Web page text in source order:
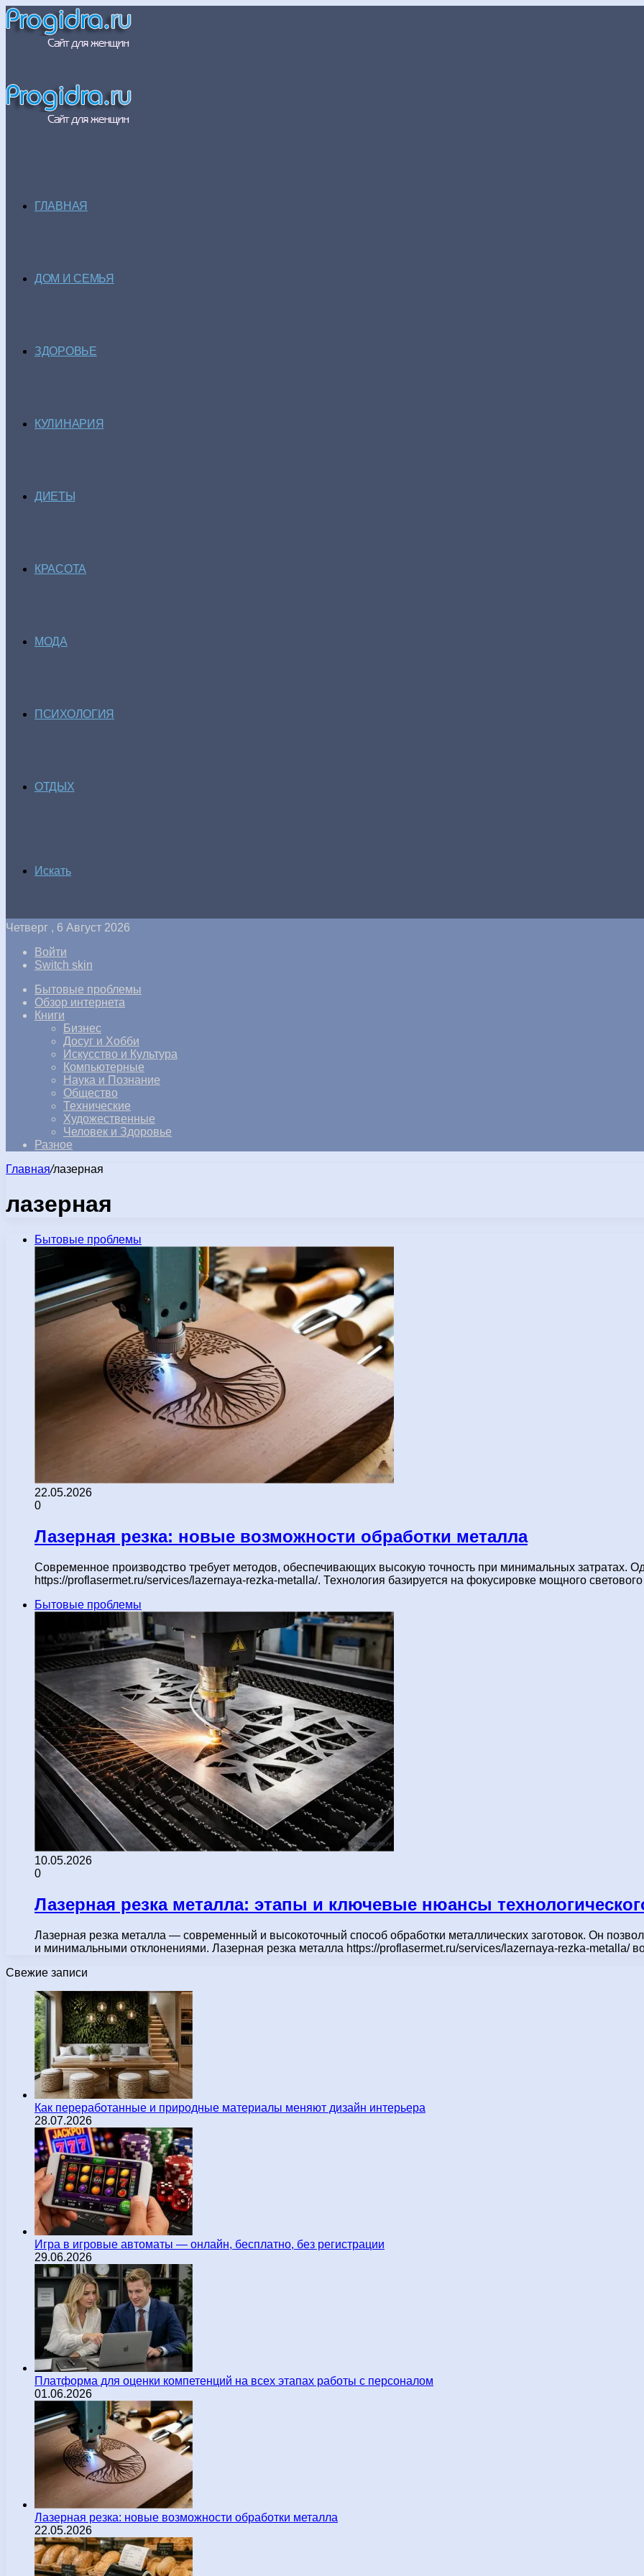
ГЛАВНАЯ
ДОМ И СЕМЬЯ
ЗДОРОВЬЕ
КУЛИНАРИЯ
ДИЕТЫ
КРАСОТА
МОДА
ПСИХОЛОГИЯ
ОТДЫХ
Искать
Четверг , 6 Август 2026
Войти
Switch skin
Бытовые проблемы
Обзор интернета
Книги
Бизнес
Досуг и Хобби
Искусство и Культура
Компьютерные
Наука и Познание
Общество
Технические
Художественные
Человек и Здоровье
Разное
Главная/лазерная
лазерная
Бытовые проблемы
22.05.2026
0
Лазерная резка: новые возможности обработки металла
Современное производство требует методов, обеспечивающих высокую точность при минимальных затратах.
https://proflasermet.ru/services/lazernaya-rezka-metalla/. Технология базируется на фокусировке мощного
Бытовые проблемы
10.05.2026
0
Лазерная резка металла: этапы и ключевые нюансы
Лазерная резка металла — современный и высокоточный способ обработки металлических заготовок. Он
и минимальными отклонениями. Лазерная резка металла https://proflasermet.ru/services/lazernaya-rezka-metalla/
Свежие записи
Как переработанные и природные материалы меняют дизайн интерьера
28.07.2026
Игра в игровые автоматы — онлайн, бесплатно, без регистрации
29.06.2026
Платформа для оценки компетенций на всех этапах работы с персоналом
01.06.2026
Лазерная резка: новые возможности обработки металла
22.05.2026